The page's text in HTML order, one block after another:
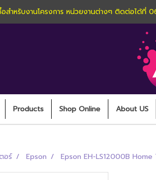
ำหรับงานโครงการ หน่วยงานต่างๆ ติดต่อได้ที่
Products Shop Online About US
อร์ Epson Epson EH-LS12000B